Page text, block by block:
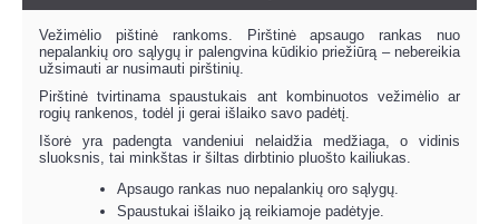
Vežimėlio pištinė rankoms. Pirštinė apsaugo rankas nuo
nepalankių oro sąlygų ir palengvina kūdikio priežiūrą – nebereikia
užsimauti ar nusimauti pirštinių.
Pirštinė tvirtinama spaustukais ant kombinuotos vežimėlio ar
rogių rankenos, todėl ji gerai išlaiko savo padėtį.
Išorė yra padengta vandeniui nelaidžia medžiaga, o vidinis
sluoksnis, tai minkštas ir šiltas dirbtinio pluošto kailiukas.
Apsaugo rankas nuo nepalankių oro sąlygų.
Spaustukai išlaiko ją reikiamoje padėtyje.